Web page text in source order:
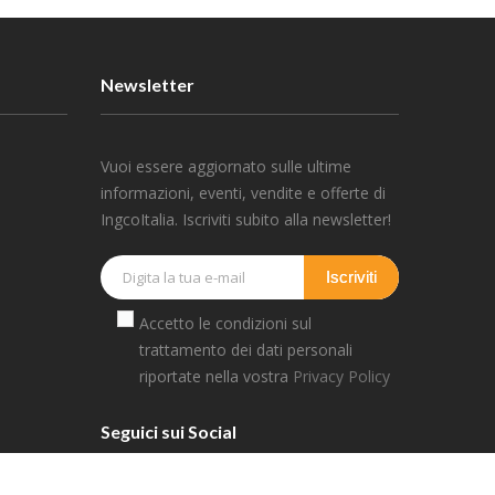
Newsletter
Vuoi essere aggiornato sulle ultime
informazioni, eventi, vendite e offerte di
IngcoItalia. Iscriviti subito alla newsletter!
Iscriviti
Accetto le condizioni sul
trattamento dei dati personali
riportate nella vostra Privacy Policy
Seguici sui Social